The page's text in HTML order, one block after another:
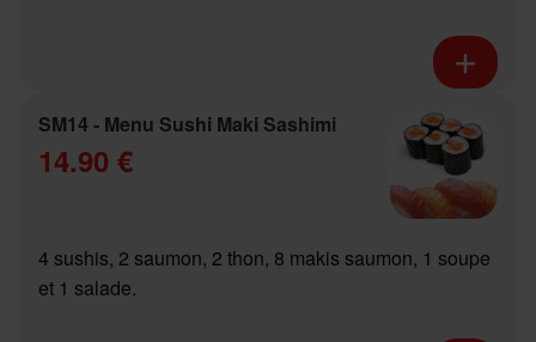
SM14 - Menu Sushi Maki Sashimi
14.90 €
4 sushis, 2 saumon, 2 thon, 8 makis saumon, 1 soupe
et 1 salade.